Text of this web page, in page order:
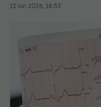
12 iun 2026, 18:53